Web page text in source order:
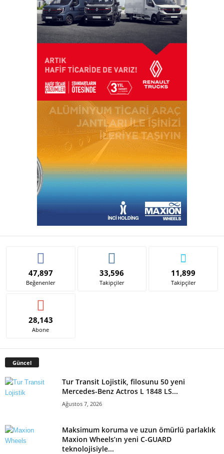
47,897
Beğenenler
33,596
Takipçiler
11,899
Takipçiler
28,143
Abone
Güncel
Tur Transit Lojistik, filosunu 50 yeni
Mercedes-Benz Actros L 1848 LS...
Ağustos 7, 2026
Maksimum koruma ve uzun ömürlü parlaklık
Maxion Wheels’ın yeni C-GUARD
teknolojisiyle...